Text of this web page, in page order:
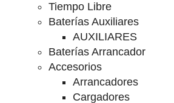
Tiempo Libre
Baterías Auxiliares
AUXILIARES
Baterías Arrancador
Accesorios
Arrancadores
Cargadores